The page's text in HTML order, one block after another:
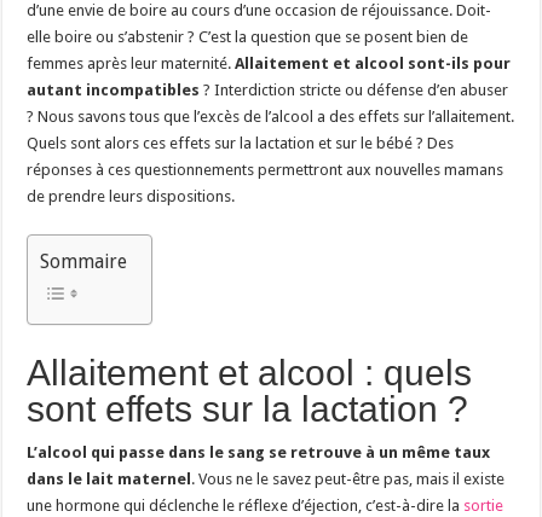
d’une envie de boire au cours d’une occasion de réjouissance. Doit-
elle boire ou s’abstenir ? C’est la question que se posent bien de
femmes après leur maternité.Allaitement et alcool sont-ils pour
autant incompatibles ? Interdiction stricte ou défense d’en abuser
? Nous savons tous que l’excès de l’alcool a des effets sur l’allaitement.
Quels sont alors ces effets sur la lactation et sur le bébé ? Des
réponses à ces questionnements permettront aux nouvelles mamans
de prendre leurs dispositions.
Sommaire
Allaitement et alcool : quels
sont effets sur la lactation ?
L’alcool qui passe dans le sang se retrouve à un même taux
dans le lait maternel . Vous ne le savez peut-être pas, mais il existe
une hormone qui déclenche le réflexe d’éjection, c’est-à-dire la sortie